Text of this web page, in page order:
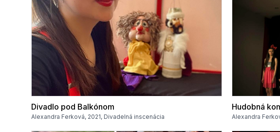
Divadlo pod Balkónom
Alexandra Ferková, 2021, Divadelná inscenácia
Hudobná
Alexandra